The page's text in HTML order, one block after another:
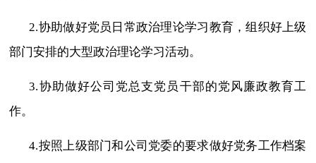
2.协助做好党员日常政治理论学习教育，组织好上级
部门安排的大型政治理论学习活动。
3.协助做好公司党总支党员干部的党风廉政教育工
作。
4.按照上级部门和公司党委的要求做好党务工作档案